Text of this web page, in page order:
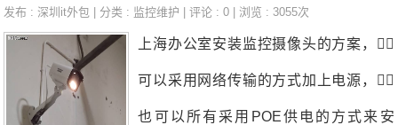
片，第一簧片和第二簧片在腔体的底部分别与芯片的正负
极接触导通；所述盖板和底座安装固定，所述盖板上设置
发布 : 深圳it外包 | 分类 : 监控维护 | 评论 : 0 | 浏览 : 3055次
上海办公室安装监控摄像头的方案，
可以采用网络传输的方式加上电源，
也可以所有采用POE供电的方式来安